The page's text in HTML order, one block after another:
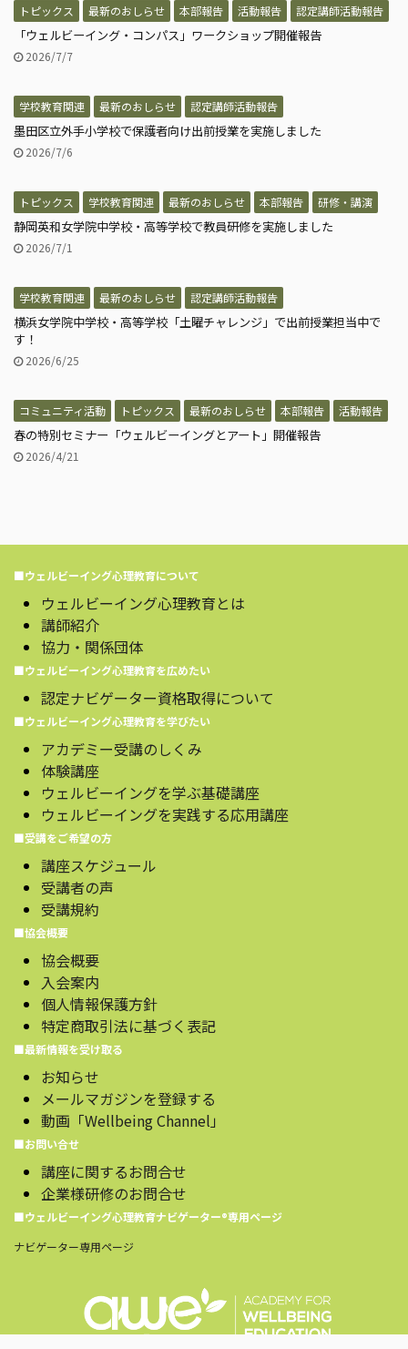
トピックス 最新のおしらせ 本部報告 活動報告 認定講師活動報告
「ウェルビーイング・コンパス」ワークショップ開催報告
2026/7/7
学校教育関連 最新のおしらせ 認定講師活動報告
墨田区立外手小学校で保護者向け出前授業を実施しました
2026/7/6
トピックス 学校教育関連 最新のおしらせ 本部報告 研修・講演
静岡英和女学院中学校・高等学校で教員研修を実施しました
2026/7/1
学校教育関連 最新のおしらせ 認定講師活動報告
横浜女学院中学校・高等学校「土曜チャレンジ」で出前授業担当中で
す！
2026/6/25
コミュニティ活動 トピックス 最新のおしらせ 本部報告 活動報告
春の特別セミナー「ウェルビーイングとアート」開催報告
2026/4/21
■ウェルビーイング心理教育について
ウェルビーイング心理教育とは
講師紹介
協力・関係団体
■ウェルビーイング心理教育を広めたい
認定ナビゲーター資格取得について
■ウェルビーイング心理教育を学びたい
アカデミー受講のしくみ
体験講座
ウェルビーイングを学ぶ基礎講座
ウェルビーイングを実践する応用講座
■受講をご希望の方
講座スケジュール
受講者の声
受講規約
■協会概要
協会概要
入会案内
個人情報保護方針
特定商取引法に基づく表記
■最新情報を受け取る
お知らせ
メールマガジンを登録する
動画「Wellbeing Channel」
■お問い合せ
講座に関するお問合せ
企業様研修のお問合せ
■ウェルビーイング心理教育ナビゲーター®️専用ページ
ナビゲーター専用ページ